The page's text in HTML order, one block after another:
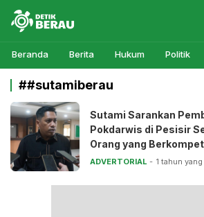
Detikberau.com
Media Diskusi Rakyat
Beranda Berita Hukum Politik
##sutamiberau
Sutami Sarankan
Pokdarwis di Pesisir
Orang yang
Wisata
ADVERTORIAL 1 tahun